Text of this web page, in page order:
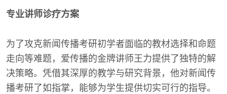
专业讲师诊疗方案
为了攻克新闻传播考研初学者面临的教材选择和命题
走向等难题，爱传播的金牌讲师王力提供了独特的解
决策略。凭借其深厚的教学与研究背景，他对新闻传
播考研了如指掌，能够为学生提供切实可行的指导。